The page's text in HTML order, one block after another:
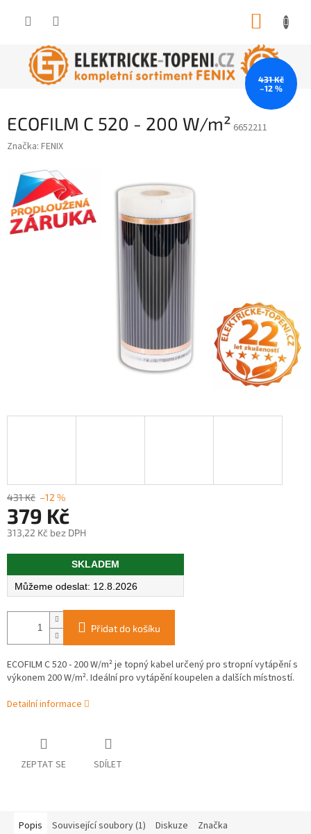
ECOFILM C 520 - 200 W/m² 6652211
Značka: FENIX
431 Kč
–12 %
431 Kč –12 %
379 Kč
313,22 Kč bez DPH
Měrná
SKLADEM
12.8.2026
Přidat do košíku
ECOFILM C 520 - 200 W/m² je topný kabel určený pro stropní vytápění s
výkonem 200 W/m². Ideální pro vytápění koupelen a dalších místností.
Detailní informace
ZEPTAT SE SDÍLET
Popis Související soubory (1) Diskuze Značka